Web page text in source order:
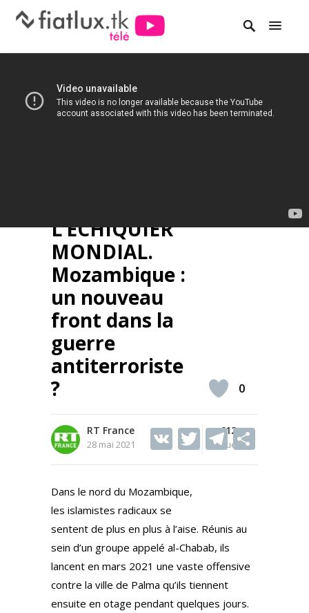
L’ECHIQUIER
MONDIAL.
Mozambique :
un nouveau
front dans la
guerre
antiterroriste
?
RT France
28 mai 2021
612
Vues
V T T
a
m
0
Dans le nord du Mozambique,
les islamistes radicaux se
sentent de plus en plus à l’aise. Réunis au
sein d’un groupe appelé al-Chabab, ils
lancent en mars 2021 une vaste offensive
contre la ville de Palma qu’ils tiennent
ensuite en otage pendant quelques jours.